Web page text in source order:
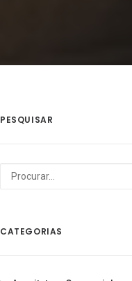
PESQUISAR
CATEGORIAS